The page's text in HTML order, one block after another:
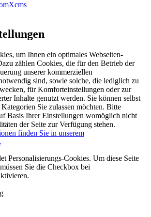
um Ihnen ein optimales Webseiten-
zählen Cookies, die für den Betrieb der
unserer kommerziellen
sind, sowie solche, die lediglich zu
für Komforteinstellungen oder zur
Inhalte genutzt werden. Sie können selbst
Sie zulassen möchten. Bitte
Basis Ihrer Einstellungen womöglich nicht
der Seite zur Verfügung stehen.
finden Sie in unserem
Personalisierungs-Cookies. Um diese Seite
Sie die Checkbox bei